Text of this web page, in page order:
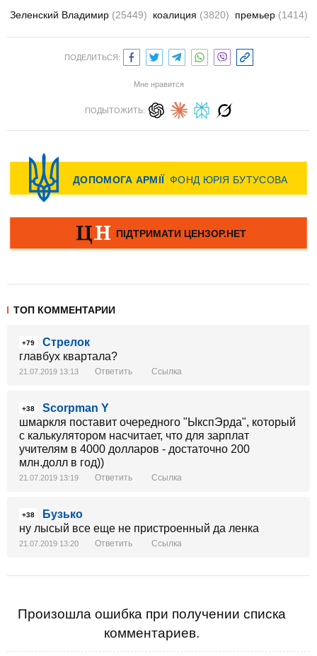
Зеленский Владимир (25449) коалиция (3820) премьер (1414)
ПОДЕЛИТЬСЯ:
Мне нравится
ПОДЫТОЖИТЬ:
ТОП КОММЕНТАРИИ
+79
Стрелок
главбух квартала?
21.07.2019 13:13 Ответить Ссылка
+38
Scorpman Y
шмаркля поставит очередного "ЫкспЭрда", который
с калькулятором насчитает, что для зарплат
учителям в 4000 долларов - достаточно 200
млн.долл в год))
21.07.2019 13:19 Ответить Ссылка
+38
Бузько
ну лысый все еще не пристроенный да ленка
21.07.2019 13:20 Ответить Ссылка
Произошла ошибка при получении списка
комментариев.